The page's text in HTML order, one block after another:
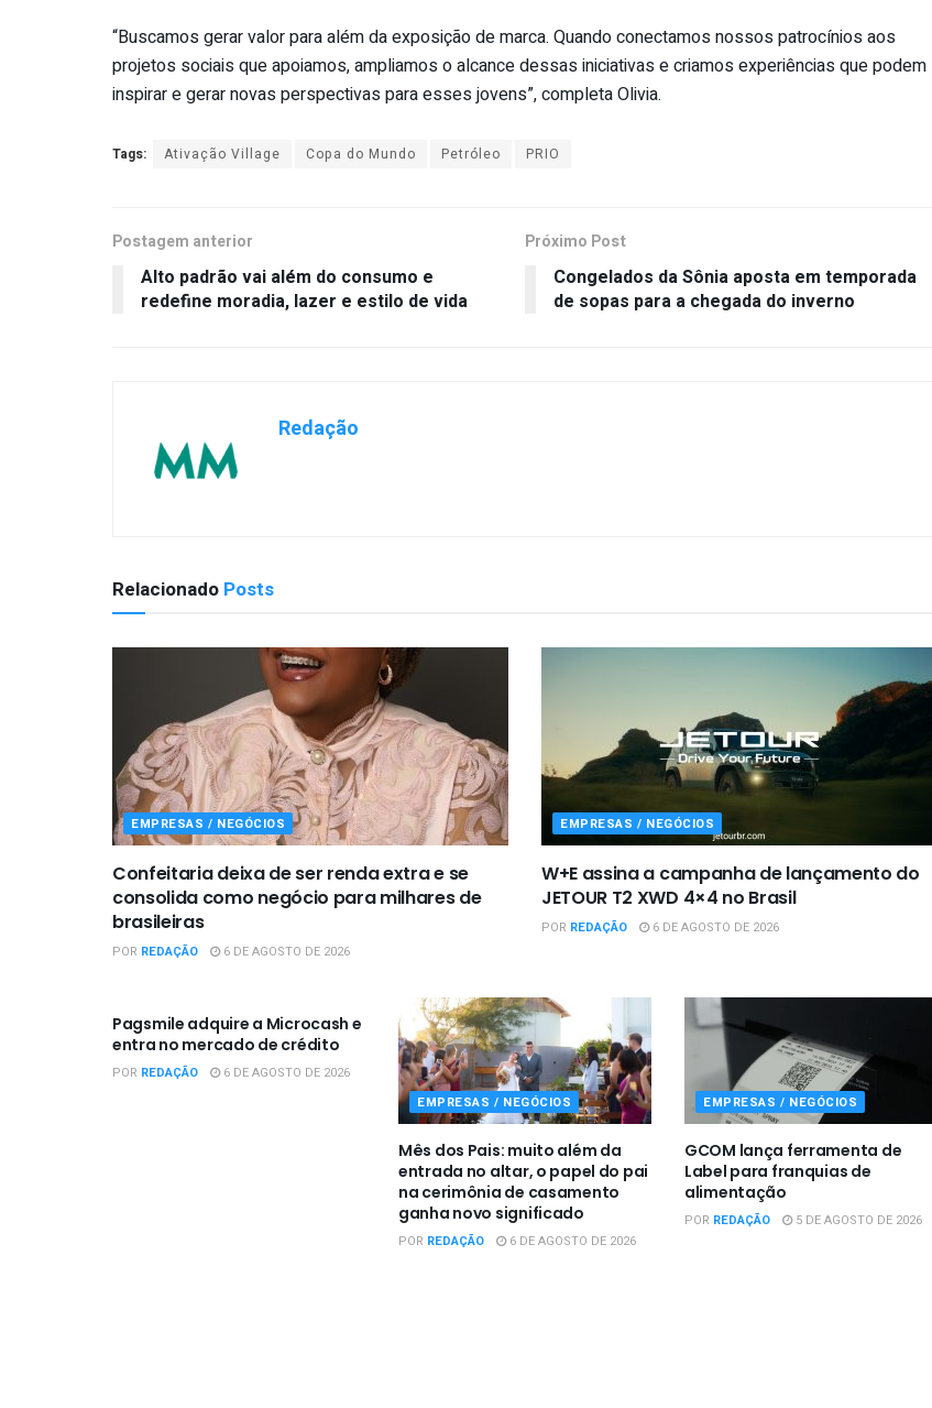
“Buscamos gerar valor para além da exposição de marca. Quando conectamos nossos patrocínios aos
projetos sociais que apoiamos, ampliamos o alcance dessas iniciativas e criamos experiências que podem
inspirar e gerar novas perspectivas para esses jovens”, completa Olivia.
Tags: Ativação Village Copa do Mundo Petróleo PRIO
Postagem anterior
Alto padrão vai além do consumo e
redefine moradia, lazer e estilo de vida
Próximo Post
Congelados da Sônia aposta em temporada
de sopas para a chegada do inverno
Redação
Relacionado Posts
EMPRESAS / NEGÓCIOS
Confeitaria deixa de ser renda extra e se
consolida como negócio para milhares de
brasileiras
POR REDAÇÃO 6 DE AGOSTO DE 2026
EMPRESAS / NEGÓCIOS
W+E assina a campanha de lançamento do
JETOUR T2 XWD 4×4 no Brasil
POR REDAÇÃO 6 DE AGOSTO DE 2026
Pagsmile adquire a Microcash e
entra no mercado de crédito
POR REDAÇÃO
6 DE AGOSTO DE 2026
EMPRESAS / NEGÓCIOS
Mês dos Pais: muito além da
entrada no altar, o papel do pai
na cerimônia de casamento
ganha novo significado
POR REDAÇÃO 6 DE AGOSTO DE 2026
EMPRESAS / NEGÓCIOS
GCOM lança ferramenta de
Label para franquias de
alimentação
POR REDAÇÃO 5 DE AGOSTO DE 2026